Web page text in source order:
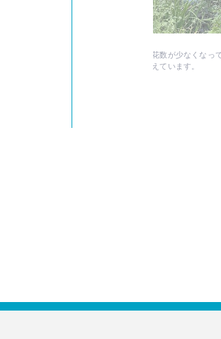
ッシュローズの庭のバラはピークが過ぎ花数が少なくなっ
ルフィニウムとアリウムが見ごろをむかえています。